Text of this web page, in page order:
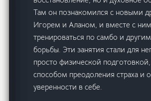
Там он познакомился с новыми
Игорем и Аланом, и вместе с
тренироваться по самбо и
борьбы. Эти занятия стали для
просто физической
способом преодоления страха и
уверенности в себе.